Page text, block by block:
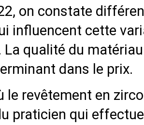
on constate
influencent cette
La qualité du
dans le prix.
le revêtement en
praticien qui